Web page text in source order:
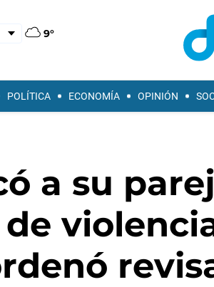
9°
POLÍTICA ECONOMÍA OPINIÓN
a su